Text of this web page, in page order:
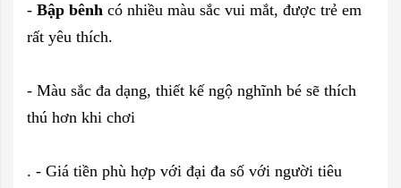
- Bập bênh có nhiều màu sắc vui mắt, được trẻ em
rất yêu thích.
- Màu sắc đa dạng, thiết kế ngộ nghĩnh bé sẽ thích
thú hơn khi chơi
. - Giá tiền phù hợp với đại đa số với người tiêu